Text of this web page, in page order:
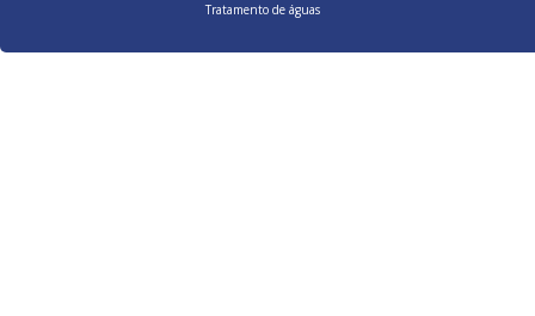
Tratamento de águas